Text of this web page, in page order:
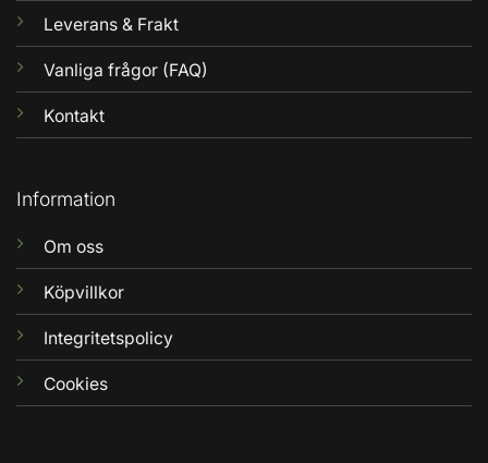
Leverans & Frakt
Vanliga frågor (FAQ)
Kontakt
Information
Om oss
Köpvillkor
Integritetspolicy
Cookies